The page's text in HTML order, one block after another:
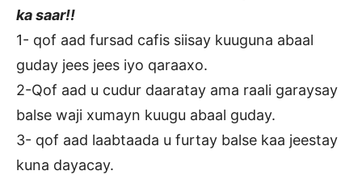
ka saar!!
1- qof aad fursad cafis siisay kuuguna abaal
guday jees jees iyo qaraaxo.
2-Qof aad u cudur daaratay ama raali garaysay
balse waji xumayn kuugu abaal guday.
3- qof aad laabtaada u furtay balse kaa jeestay
kuna dayacay.